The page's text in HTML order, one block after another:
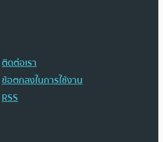
ติดต่อเรา
ข้อตกลงในการใช้งาน
RSS